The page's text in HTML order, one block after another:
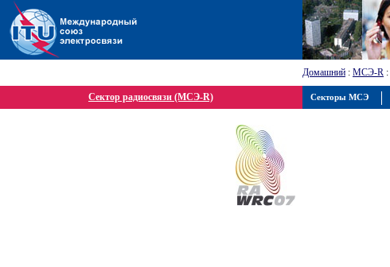
Домашний : МСЭ-R :
Сектор радиосвязи (МСЭ-R) Секторы МСЭ